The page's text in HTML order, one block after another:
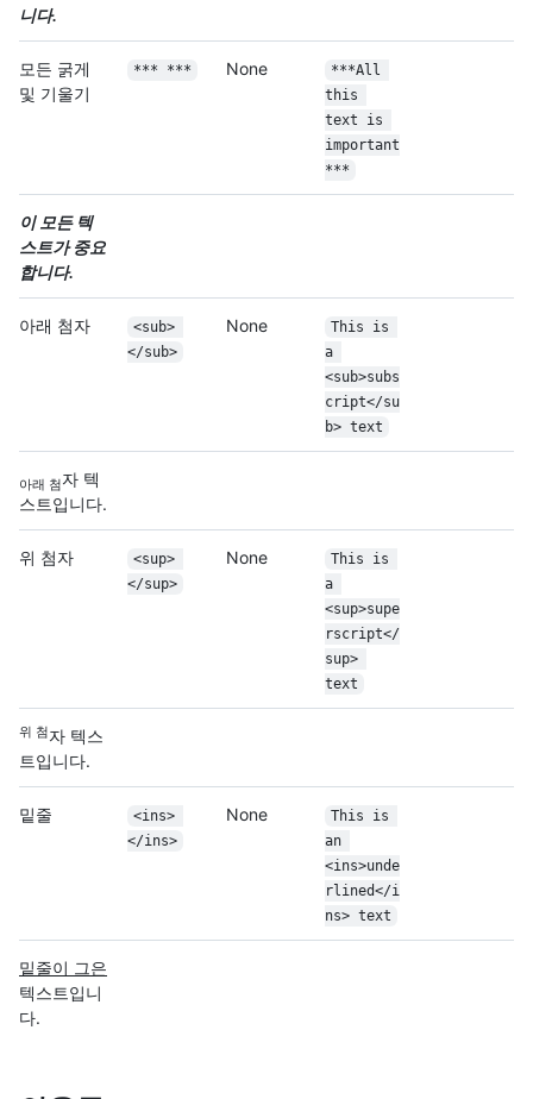
니다.
모든 굵게
및 기울기
*** *** None
***All
this
text is
important
***
이 모든 텍
스트가 중요
합니다.
아래 첨자
<sub>
</sub>
None
This is
a
<sub>subs
cript</su
b> text
아래 첨자 텍
스트입니다.
위 첨자
<sup>
</sup>
None
This is
a
<sup>supe
rscript</
sup>
text
위 첨자 텍스
트입니다.
밑줄
<ins>
</ins>
None
This is
an
<ins>unde
rlined</i
ns> text
밑줄이 그은
텍스트입니
다.